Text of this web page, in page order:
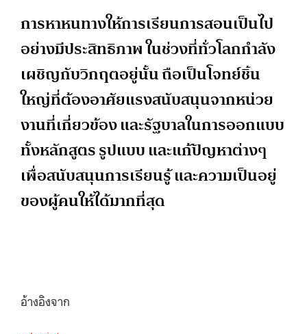
การหาหนทางให้การเรียนการสอนเป็นไป
อย่างมีประสิทธิภาพ ในช่วงที่ทั่วโลกกำลัง
เผชิญกับวิกฤตอยู่นั้น ถือเป็นโจทย์ชิ้น
ใหญ่ที่ต้องอาศัยแรงสนับสนุนจากหน่วย
งานที่เกี่ยวข้อง และรัฐบาลในการออกแบบ
ทั้งหลักสูตร รูปแบบ และแก้ปัญหาต่างๆ
เพื่อสนับสนุนการเรียนรู้ และความเป็นอยู่
ของผู้คนให้ได้มากที่สุด
อ้างอิงจาก